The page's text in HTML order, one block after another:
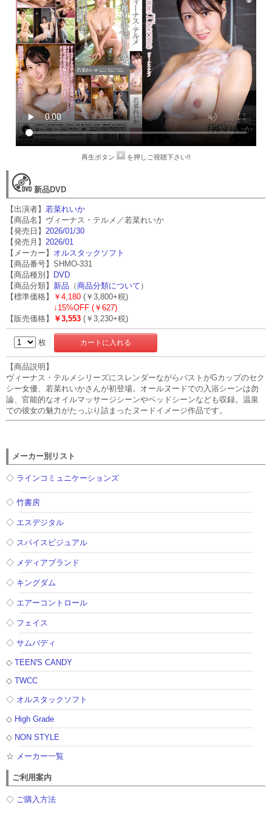
再生ボタン を押しご視聴下さい!!
新品DVD
【出演者】若菜れいか
【商品名】ヴィーナス・テルメ／若菜れいか
【発売日】 2026/01/30
【発売月】 2026/01
【メーカー】 オルスタックソフト
【商品番号】SHMO-331
【商品種別】 DVD
【商品分類】 新品 （商品分類について ）
【標準価格】
￥4,180 (￥3,800+税)
↓ 15%OFF (￥627)
【販売価格】
￥3,553 (￥3,230+税)
枚
【商品説明】
ヴィーナス・テルメシリーズにスレンダーながらバストがGカップのセク
シー女優、若菜れいかさんが初登場。オールヌードでの入浴シーンは勿
論、官能的なオイルマッサージシーンやベッドシーンなども収録。温泉
での彼女の魅力がたっぷり詰まったヌードイメージ作品です。
メーカー別リスト
◇ ラインコミュニケーションズ
◇竹書房
◇ エスデジタル
◇ スパイスビジュアル
◇ メディアブランド
◇ キングダム
◇ エアーコントロール
◇ フェイス
◇サムバディ
◇TEEN'S CANDY
◇TWCC
◇ オルスタックソフト
◇ High Grade
◇ NON STYLE
☆ メーカー一覧
ご利用案内
◇ ご購入方法